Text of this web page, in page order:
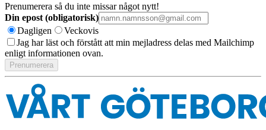
Prenumerera så du inte missar något nytt!
Din epost (obligatorisk)
Dagligen
Veckovis
Jag har läst och förstått att min mejladress delas med Mailchimp
enligt informationen ovan.